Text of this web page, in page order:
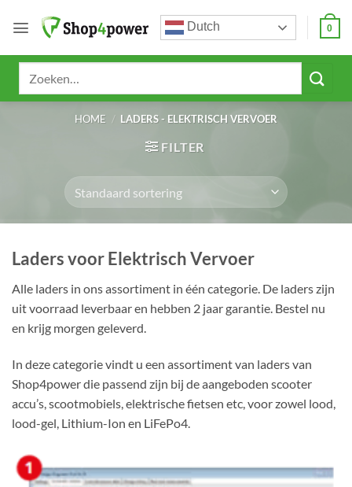
naar
Dutch 0
HOME / LADERS - ELEKTRISCH VERVOER
FILTER
Laders voor Elektrisch Vervoer
Alle laders in ons assortiment in één categorie. De laders zijn
uit voorraad leverbaar en hebben 2 jaar garantie. Bestel nu
en krijg morgen geleverd.
In deze categorie vindt u een assortiment van laders van
Shop4power die passend zijn bij de aangeboden scooter
accu’s, scootmobiels, elektrische fietsen etc, voor zowel lood,
lood-gel, Lithium-Ion en LiFePo4.